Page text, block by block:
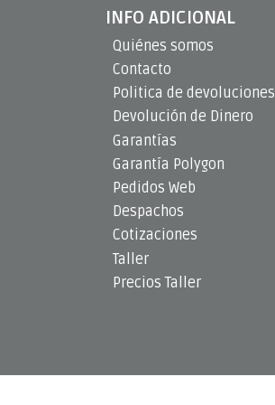
INFO ADICIONAL
Quiénes somos
Contacto
Politica de devoluciones
Devolución de Dinero
Garantías
Garantía Polygon
Pedidos Web
Despachos
Cotizaciones
Taller
Precios Taller